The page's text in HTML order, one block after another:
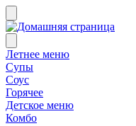
Летнее меню
Супы
Соус
Горячее
Детское меню
Комбо